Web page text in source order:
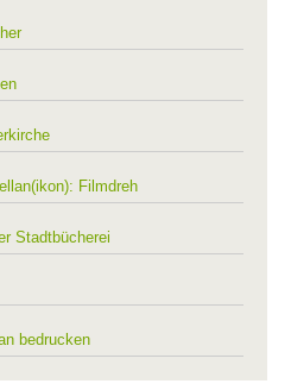
Filmdreh
Stadtbücherei
bedrucken